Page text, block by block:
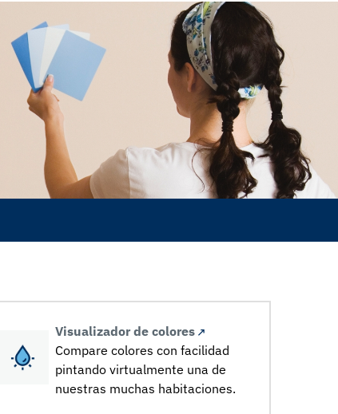
Visualizador de colores
Compare colores con facilidad
pintando virtualmente una de
nuestras muchas habitaciones.